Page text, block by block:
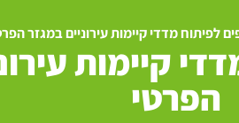
קיימות
הפרטי